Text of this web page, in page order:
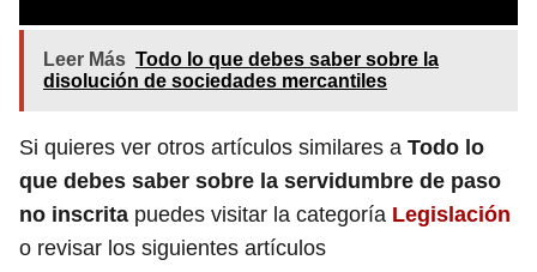
Leer Más Todo lo que debes saber sobre la
disolución de sociedades mercantiles
Si quieres ver otros artículos similares a Todo lo
que debes saber sobre la servidumbre de paso
no inscrita puedes visitar la categoría Legislación
o revisar los siguientes artículos